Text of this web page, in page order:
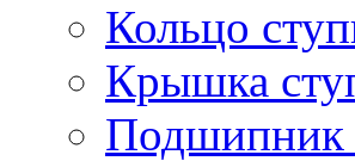
Кольцо
Крышка
Подшипник